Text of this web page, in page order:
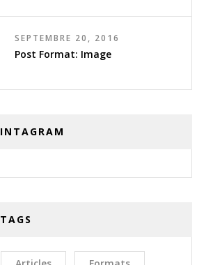
SEPTEMBRE 20, 2016
Post Format: Image
INTAGRAM
TAGS